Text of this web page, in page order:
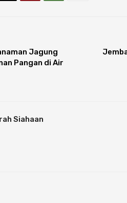
Jagung
Pangan di Air
Siahaan